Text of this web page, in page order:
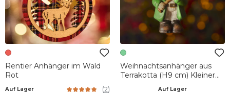
Rentier Anhänger im Wald
Rot
Auf Lager (2)
Weihnachtsanhänger aus
Terrakotta (H9 cm) Kleiner
Auf Lager